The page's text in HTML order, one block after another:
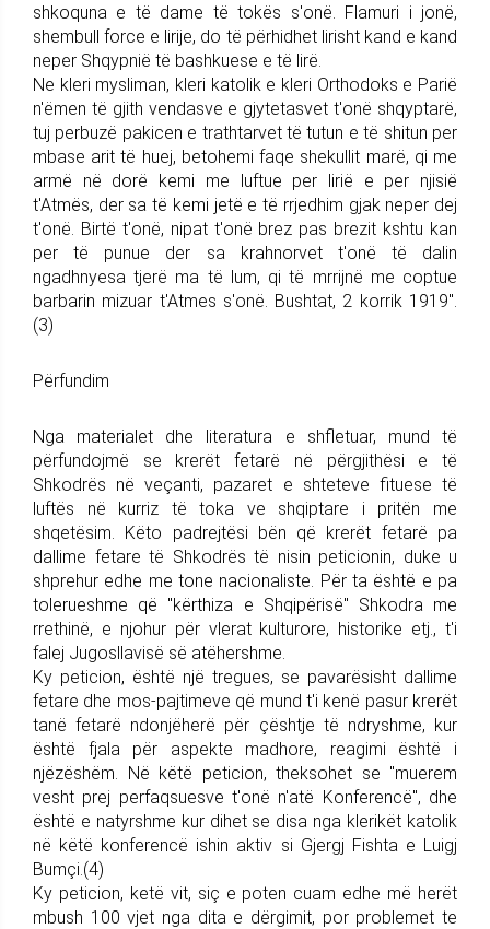
shkoquna e të dame të tokës s'onë. Flamuri i jonë,
shembull force e lirije, do të përhidhet lirisht kand e kand
neper Shqypnië të bashkuese e të lirë.
Ne kleri mysliman, kleri katolik e kleri Orthodoks e Parië
n'ëmen të gjith vendasve e gjytetasvet t'onë shqyptarë,
tuj perbuzë pakicen e trathtarvet të tutun e të shitun per
mbase arit të huej, betohemi faqe shekullit marë, qi me
armë në dorë kemi me luftue per lirië e per njisië
t'Atmës, der sa të kemi jetë e të rrjedhim gjak neper dej
t'onë. Birtë t'onë, nipat t'onë brez pas brezit kshtu kan
per të punue der sa krahnorvet t'onë të dalin
ngadhnyesa tjerë ma të lum, qi të mrrijnë me coptue
barbarin mizuar t'Atmes s'onë. Bushtat, 2 korrik 1919".
(3)
Përfundim
Nga materialet dhe literatura e shfletuar, mund të
përfundojmë se krerët fetarë në përgjithësi e të
Shkodrës në veçanti, pazaret e shteteve fituese të
luftës në kurriz të toka ve shqiptare i pritën me
shqetësim. Këto padrejtësi bën që krerët fetarë pa
dallime fetare të Shkodrës të nisin peticionin, duke u
shprehur edhe me tone nacionaliste. Për ta është e pa
tolerueshme që "kërthiza e Shqipërisë" Shkodra me
rrethinë, e njohur për vlerat kulturore, historike etj., t'i
falej Jugosllavisë së atëhershme.
Ky peticion, është një tregues, se pavarësisht dallime
fetare dhe mos-pajtimeve që mund t'i kenë pasur krerët
tanë fetarë ndonjëherë për çështje të ndryshme, kur
është fjala për aspekte madhore, reagimi është i
njëzëshëm. Në këtë peticion, theksohet se "muerem
vesht prej perfaqsuesve t'onë n'atë Konferencë", dhe
është e natyrshme kur dihet se disa nga klerikët katolik
në këtë konferencë ishin aktiv si Gjergj Fishta e Luigj
Bumçi.(4)
Ky peticion, ketë vit, siç e poten cuam edhe më herët
mbush 100 vjet nga dita e dërgimit, por problemet te